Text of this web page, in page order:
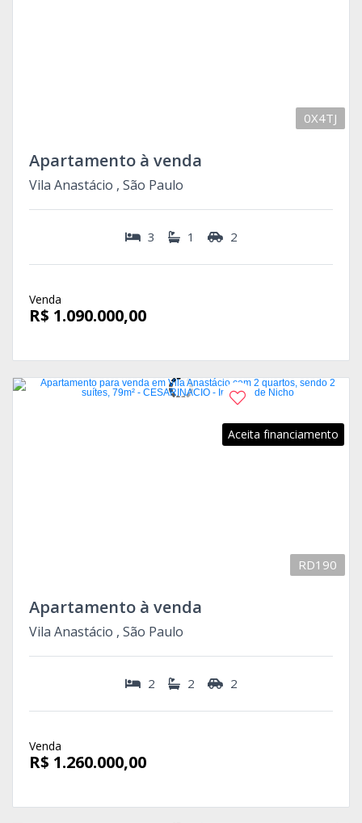
0X4TJ
Apartamento à venda
Vila Anastácio , São Paulo
3 1 2
Venda
R$ 1.090.000,00
Aceita financiamento
RD190
Apartamento à venda
Vila Anastácio , São Paulo
2 2 2
Venda
R$ 1.260.000,00